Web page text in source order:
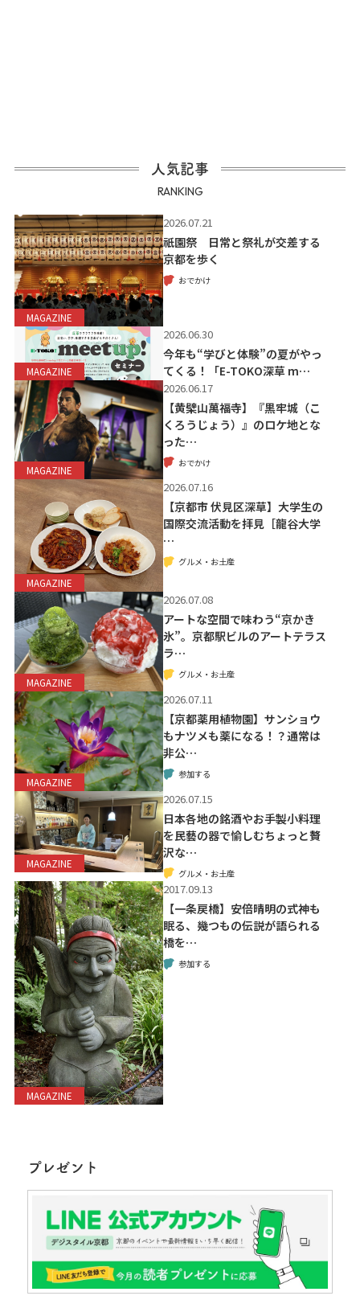
人気記事
RANKING
MAGAZINE
2026.07.21
祇園祭 日常と祭礼が交差する
京都を歩く
おでかけ
MAGAZINE
2026.06.30
今年も“学びと体験”の夏がやっ
てくる！「E-TOKO深草 m…
MAGAZINE
2026.06.17
【黄檗山萬福寺】『黒牢城（こ
くろうじょう）』のロケ地とな
った…
おでかけ
MAGAZINE
2026.07.16
【京都市 伏見区深草】大学生の
国際交流活動を拝見［龍谷大学
…
グルメ・お土産
MAGAZINE
2026.07.08
アートな空間で味わう“京かき
氷”。京都駅ビルのアートテラス
ラ…
グルメ・お土産
MAGAZINE
2026.07.11
【京都薬用植物園】サンショウ
もナツメも薬になる！？通常は
非公…
参加する
MAGAZINE
2026.07.15
日本各地の銘酒やお手製小料理
を民藝の器で愉しむちょっと贅
沢な…
グルメ・お土産
MAGAZINE
2017.09.13
【一条戻橋】安倍晴明の式神も
眠る、幾つもの伝説が語られる
橋を…
参加する
プレゼント